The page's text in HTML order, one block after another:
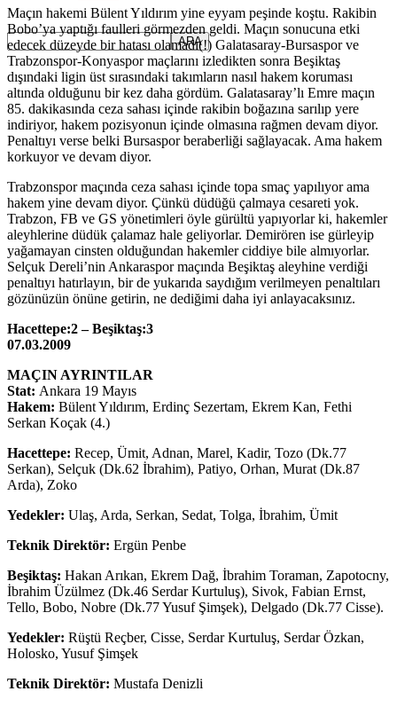
Maçın hakemi Bülent Yıldırım yine eyyam peşinde koştu. Rakibin
Bobo’ya yaptığı faulleri görmezden geldi. Maçın sonucuna etki
edecek düzeyde bir hatası olamadı(!) Galatasaray-Bursaspor ve
Trabzonspor-Konyaspor maçlarını izledikten sonra Beşiktaş
dışındaki ligin üst sırasındaki takımların nasıl hakem koruması
altında olduğunu bir kez daha gördüm. Galatasaray’lı Emre maçın
85. dakikasında ceza sahası içinde rakibin boğazına sarılıp yere
indiriyor, hakem pozisyonun içinde olmasına rağmen devam diyor.
Penaltıyı verse belki Bursaspor beraberliği sağlayacak. Ama hakem
korkuyor ve devam diyor.
Trabzonspor maçında ceza sahası içinde topa smaç yapılıyor ama
hakem yine devam diyor. Çünkü düdüğü çalmaya cesareti yok.
Trabzon, FB ve GS yönetimleri öyle gürültü yapıyorlar ki, hakemler
aleyhlerine düdük çalamaz hale geliyorlar. Demirören ise gürleyip
yağamayan cinsten olduğundan hakemler ciddiye bile almıyorlar.
Selçuk Dereli’nin Ankaraspor maçında Beşiktaş aleyhine verdiği
penaltıyı hatırlayın, bir de yukarıda saydığım verilmeyen penaltıları
gözünüzün önüne getirin, ne dediğimi daha iyi anlayacaksınız.
Hacettepe:2 – Beşiktaş:3
07.03.2009
MAÇIN AYRINTILAR
Stat: Ankara 19 Mayıs
Hakem: Bülent Yıldırım, Erdinç Sezertam, Ekrem Kan, Fethi
Serkan Koçak (4.)
Hacettepe: Recep, Ümit, Adnan, Marel, Kadir, Tozo (Dk.77
Serkan), Selçuk (Dk.62 İbrahim), Patiyo, Orhan, Murat (Dk.87
Arda), Zoko
Yedekler: Ulaş, Arda, Serkan, Sedat, Tolga, İbrahim, Ümit
Teknik Direktör: Ergün Penbe
Beşiktaş: Hakan Arıkan, Ekrem Dağ, İbrahim Toraman, Zapotocny,
İbrahim Üzülmez (Dk.46 Serdar Kurtuluş), Sivok, Fabian Ernst,
Tello, Bobo, Nobre (Dk.77 Yusuf Şimşek), Delgado (Dk.77 Cisse).
Yedekler: Rüştü Reçber, Cisse, Serdar Kurtuluş, Serdar Özkan,
Holosko, Yusuf Şimşek
Teknik Direktör: Mustafa Denizli